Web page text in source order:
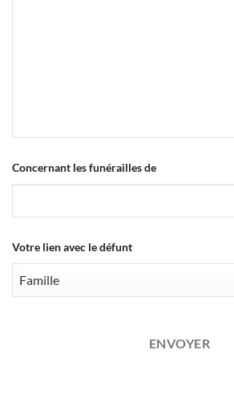
Concernant les funérailles de
Votre lien avec le défunt
ENVOYER